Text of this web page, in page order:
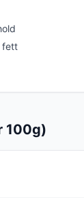
fett
100g)